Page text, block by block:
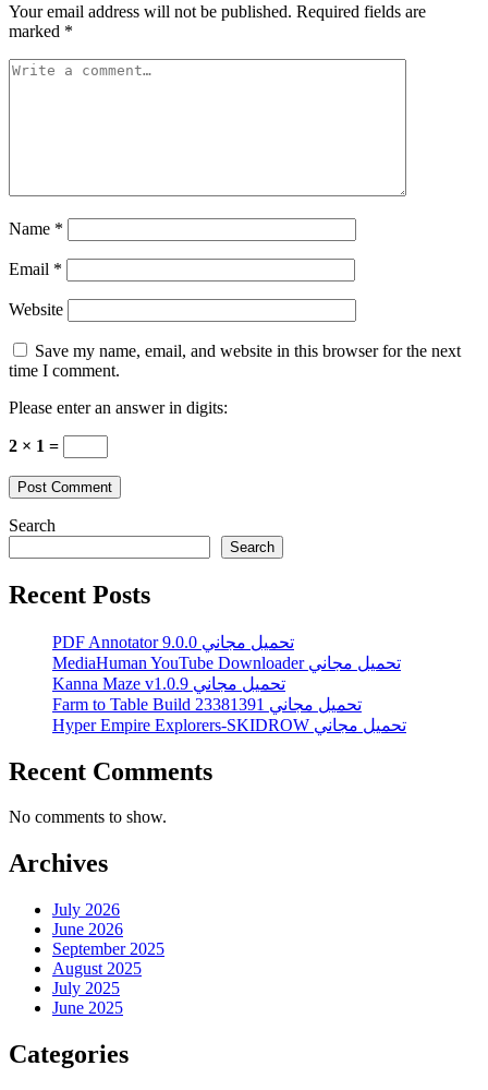
Your email address will not be published. Required fields are
marked *
Name *
Email *
Website
Save my name, email, and website in this browser for the next
time I comment.
Please enter an answer in digits:
2 × 1 =
Search
Search
Recent Posts
PDF Annotator 9.0.0 تحميل مجاني
MediaHuman YouTube Downloader تحميل مجاني
Kanna Maze v1.0.9 تحميل مجاني
Farm to Table Build 23381391 تحميل مجاني
Hyper Empire Explorers-SKIDROW تحميل مجاني
Recent Comments
No comments to show.
Archives
July 2026
June 2026
September 2025
August 2025
July 2025
June 2025
Categories